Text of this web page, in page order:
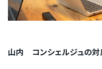
山内 コンシェルジュの対